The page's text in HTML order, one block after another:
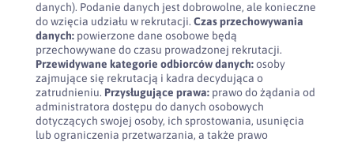
danych). Podanie danych jest dobrowolne, ale konieczne
do wzięcia udziału w rekrutacji. Czas przechowywania
danych:powierzone dane osobowe będą
przechowywane do czasu prowadzonej rekrutacji.
Przewidywane kategorie odbiorców danych:osoby
zajmujące się rekrutacją i kadra decydująca o
zatrudnieniu. Przysługujące prawa:prawo do żądania od
administratora dostępu do danych osobowych
dotyczących swojej osoby, ich sprostowania, usunięcia
lub ograniczenia przetwarzania, a także prawo